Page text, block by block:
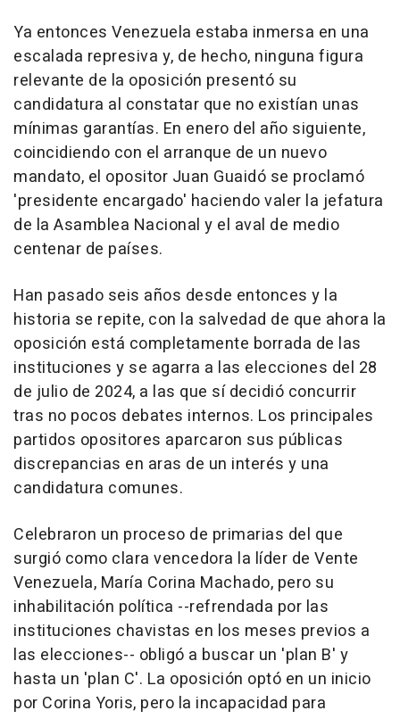
Ya entonces Venezuela estaba inmersa en una
escalada represiva y, de hecho, ninguna figura
relevante de la oposición presentó su
candidatura al constatar que no existían unas
mínimas garantías. En enero del año siguiente,
coincidiendo con el arranque de un nuevo
mandato, el opositor Juan Guaidó se proclamó
'presidente encargado' haciendo valer la jefatura
de la Asamblea Nacional y el aval de medio
centenar de países.
Han pasado seis años desde entonces y la
historia se repite, con la salvedad de que ahora la
oposición está completamente borrada de las
instituciones y se agarra a las elecciones del 28
de julio de 2024, a las que sí decidió concurrir
tras no pocos debates internos. Los principales
partidos opositores aparcaron sus públicas
discrepancias en aras de un interés y una
candidatura comunes.
Celebraron un proceso de primarias del que
surgió como clara vencedora la líder de Vente
Venezuela, María Corina Machado, pero su
inhabilitación política --refrendada por las
instituciones chavistas en los meses previos a
las elecciones-- obligó a buscar un 'plan B' y
hasta un 'plan C'. La oposición optó en un inicio
por Corina Yoris, pero la incapacidad para